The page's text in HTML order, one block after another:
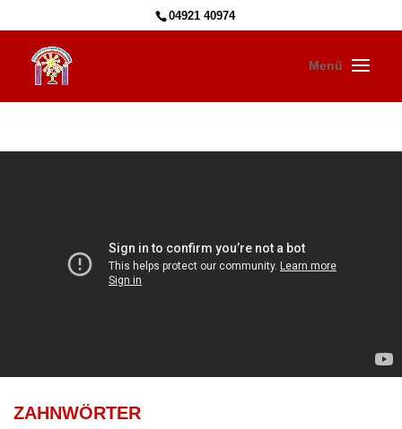
04921 40974
ZAHNWÖRTER